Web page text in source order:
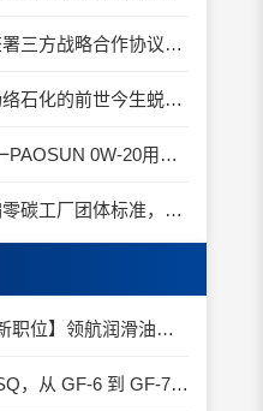
福斯与因代克斯签署三方战略合作协议，覆盖全系列机床
百亩润滑油企业畅络石化的前世今生蜕变之路
省燃费4.3%* | 统一PAOSUN 0W-20用认证和标准说话
【龙蟠科技】参编零碳工厂团体标准，龙蟠科技以绿色智造锚定零碳未来
1、【车油轮人才新职位】领航润滑油优质职位招聘
2、从 API SP 到 SQ，从 GF-6 到 GF-7：润滑油技术壁垒再升高，你准备好了吗？